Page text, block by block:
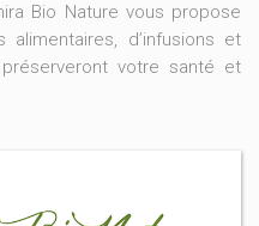
Bio Nature vous propose
d’infusions et
votre santé et